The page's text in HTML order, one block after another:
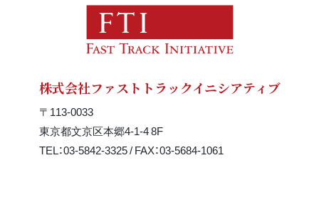
株式会社ファストトラックイニシアティブ
〒113-0033
東京都文京区本郷4-1-4 8F
TEL：03-5842-3325 / FAX：03-5684-1061